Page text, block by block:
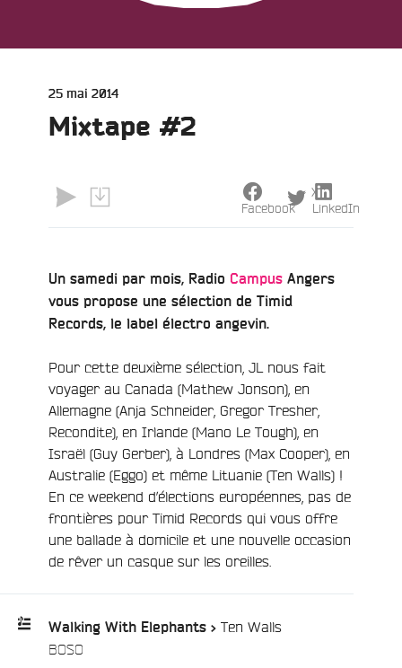
Publié
25 mai 2014
Mixtape #2
Un samedi par mois, Radio Campus Angers
vous propose une sélection de Timid
Records, le label électro angevin.
Pour cette deuxième sélection, JL nous fait
voyager au Canada (Mathew Jonson), en
Allemagne (Anja Schneider, Gregor Tresher,
Recondite), en Irlande (Mano Le Tough), en
Israël (Guy Gerber), à Londres (Max Cooper), en
Australie (Eggo) et même Lituanie (Ten Walls) !
En ce weekend d’élections européennes, pas de
frontières pour Timid Records qui vous offre
une ballade à domicile et une nouvelle occasion
de rêver un casque sur les oreilles.
Walking With Elephants > Ten Walls
BOSO
Facebook
X
LinkedIn